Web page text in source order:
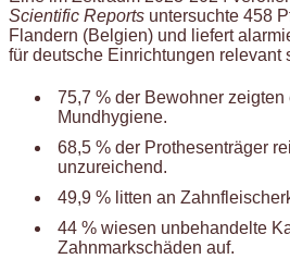
Scientific Reports untersuchte 458
Flandern (Belgien) und liefert
für deutsche Einrichtungen relevant
75,7 % der Bewohner
Mundhygiene.
68,5 % der Prothesenträger
unzureichend.
49,9 % litten an
44 % wiesen unbehandelte
Zahnmarkschäden auf.